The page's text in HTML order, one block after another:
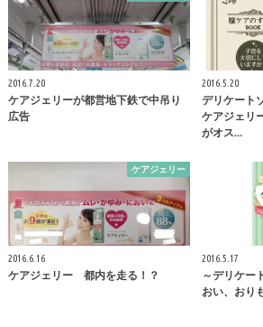
2016.7.20
ケアジェリーが都営地下鉄で中吊り
広告
2016.5.20
デリケート
ケアジェリ
がオス…
ケアジェリー
2016.6.16
ケアジェリー 都内を走る！？
2016.5.17
～デリケー
おい、おり